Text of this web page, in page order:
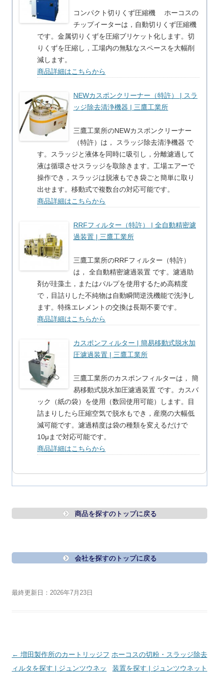
コンパクト切りくず圧縮機 ホーコスの
チップイーターは，自動切りくず圧縮機
です。金属切りくずを圧縮ブリケット化します。切
りくずを圧縮し，工場内の無駄なスペースを大幅削
減します。
商品詳細はこちらから
NEWカスポンクリーナー（特許） | スラ
ッジ除去清浄機器 | 三鷹工業所
三鷹工業所のNEWカスポンクリーナー
（特許）は， スラッジ除去清浄機器 で
す。スラッジと液体を同時に吸引し，分離濾過して
液は循環させスラッジを取除きます。工場エアーで
操作でき，スラッジは脱液もでき袋ごと簡単に取り
出せます。移動式で複数台の対応可能です。
商品詳細はこちらから
RRFフィルター（特許） | 全自動精密濾
過装置 | 三鷹工業所
三鷹工業所のRRFフィルター（特許）
は， 全自動精密濾過装置 です。濾過助
剤が珪藻土，またはパルプを使用するため高精度
で，目詰りした不純物は自動瞬間逆洗機能で洗浄し
ます。特殊エレメントの交換は長期不要です。
商品詳細はこちらから
カスポンフィルター | 簡易移動式脱水加
圧濾過装置 | 三鷹工業所
三鷹工業所のカスポンフィルターは， 簡
易移動式脱水加圧濾過装置 です。カスバ
ック（紙の袋）を使用（数回使用可能）します。目
詰まりしたら圧縮空気で脱水もでき，産廃の大幅低
減可能です。濾過精度は袋の種類を変えるだけで
10μまで対応可能です。
商品詳細はこちらから
商品を探すのトップに戻る
会社を探すのトップに戻る
最終更新日：2026年7月23日
投
稿
← 増田製作所のカートリッジフ
ィルタを探す | ジュンツウネッ
ホーコスの切粉・スラッジ除去
装置を探す | ジュンツウネット